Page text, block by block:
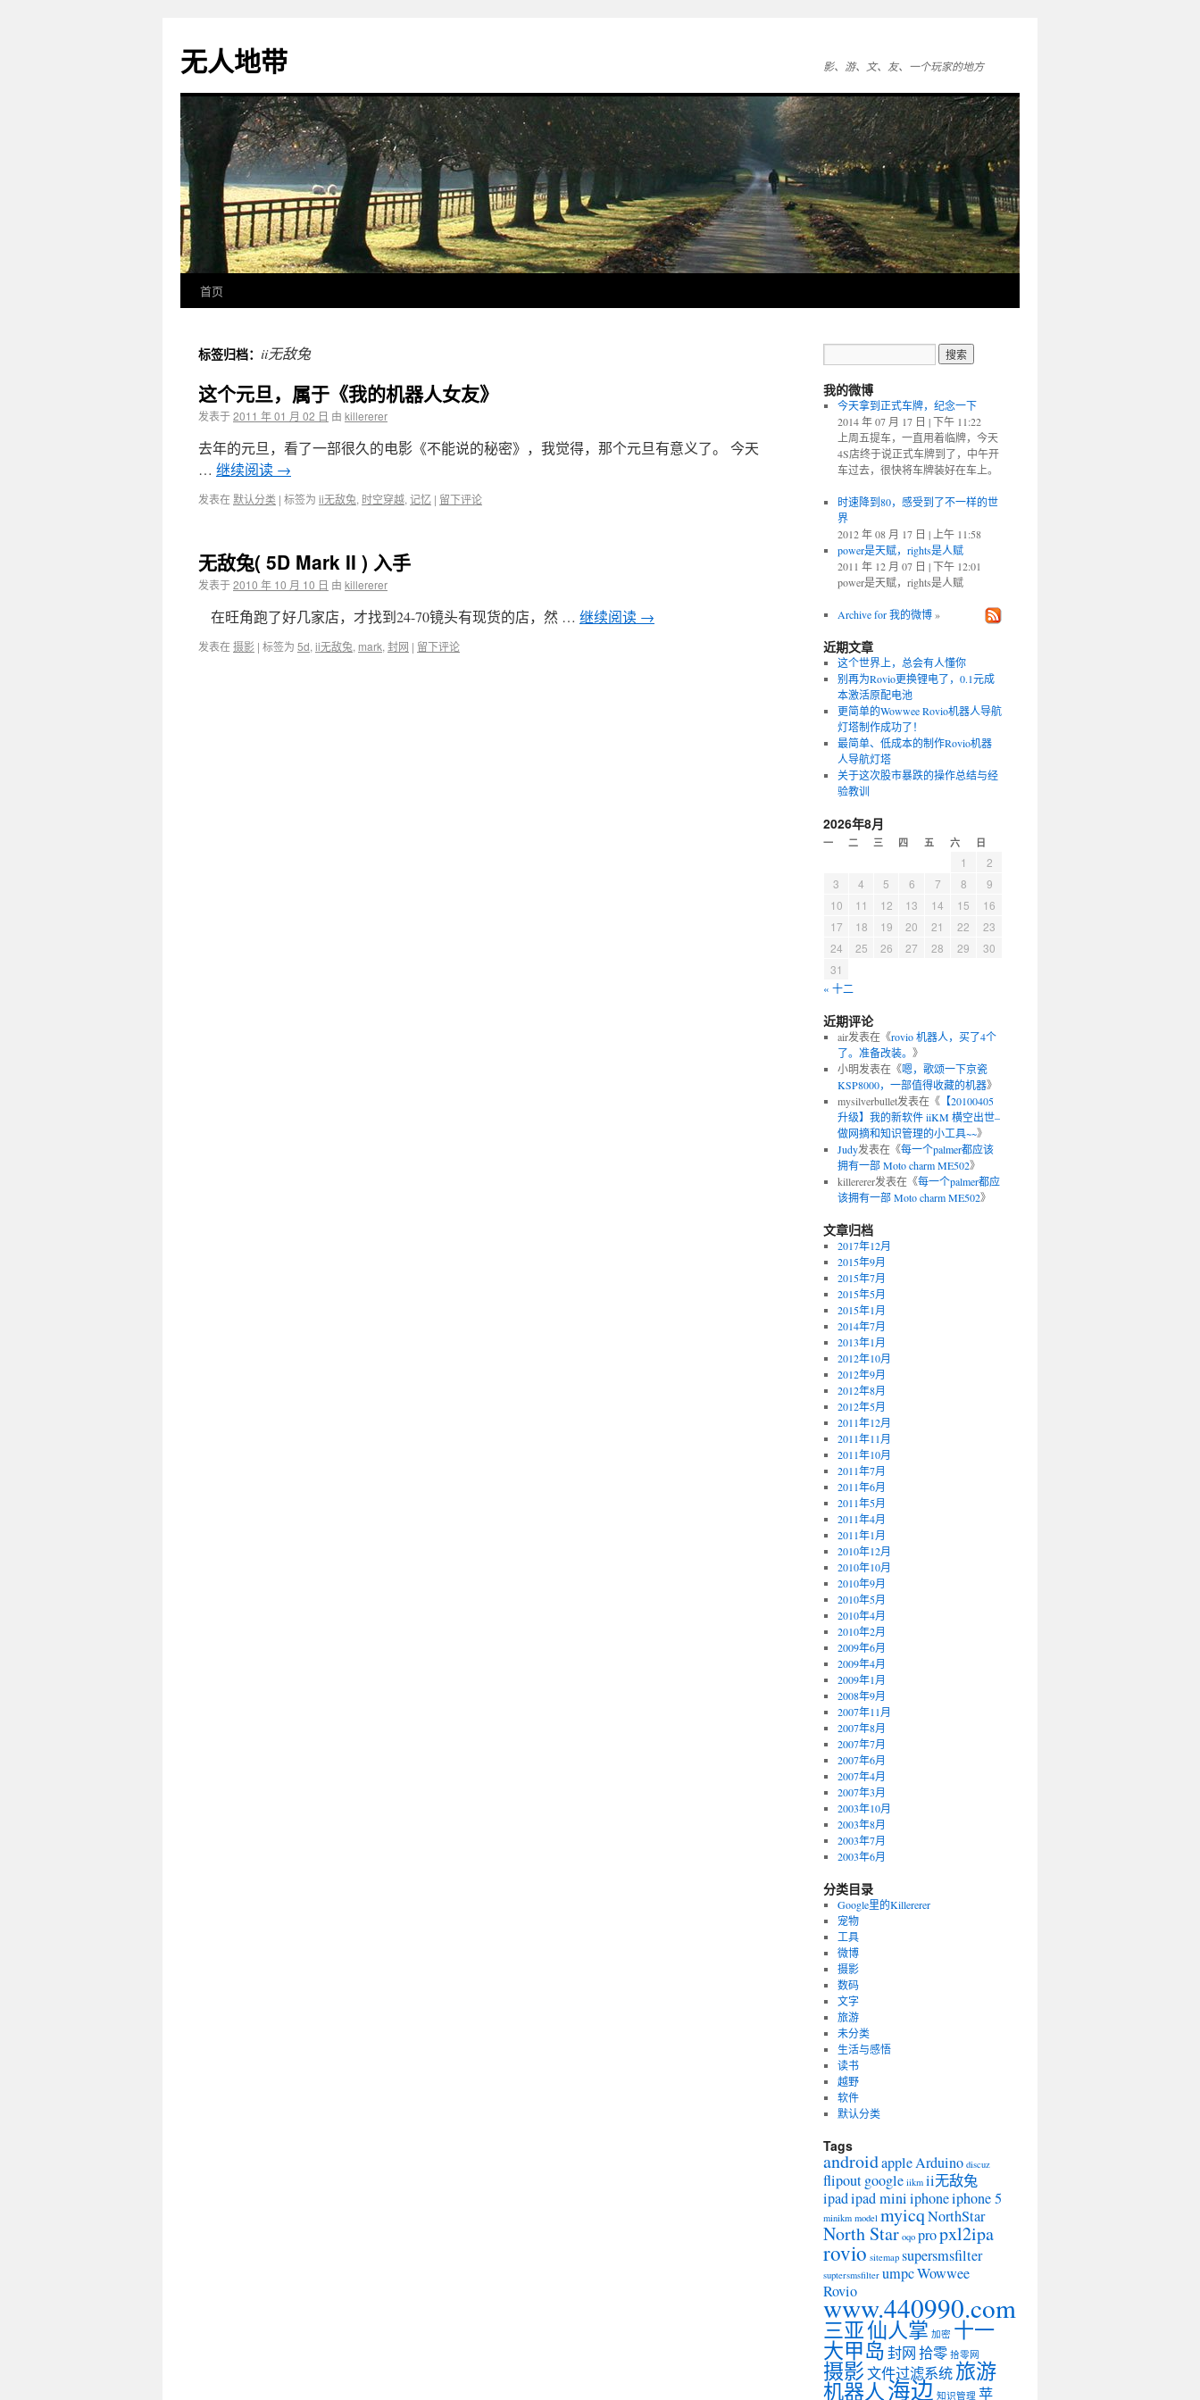
无人地带 影、游、文、友、一个玩家的地方
首页
标签归档： ii无敌兔
这个元旦，属于《我的机器人女友》
发表于2011 年 01 月 02 日 由 killererer
去年的元旦，看了一部很久的电影《不能说的秘密》，我觉得，那个元旦有意义了。 今天
… 继续阅读 →
发表在默认分类 | 标签为 ii无敌兔, 时空穿越, 记忆 | 留下评论
无敌兔( 5D Mark II ) 入手
发表于2010 年 10 月 10 日 由 killererer
在旺角跑了好几家店，才找到24-70镜头有现货的店，然 … 继续阅读 →
发表在摄影 | 标签为 5d, ii无敌兔, mark, 封网 | 留下评论
我的微博
今天拿到正式车牌，纪念一下
2014 年 07 月 17 日 | 下午 11:22
上周五提车，一直用着临牌，今天
4S店终于说正式车牌到了，中午开
车过去，很快将车牌装好在车上。
时速降到80，感受到了不一样的世
界
2012 年 08 月 17 日 | 上午 11:58
power是天赋，rights是人赋
2011 年 12 月 07 日 | 下午 12:01
power是天赋，rights是人赋
Archive for 我的微博»
近期文章
这个世界上，总会有人懂你
别再为Rovio更换锂电了，0.1元成
本激活原配电池
更简单的Wowwee Rovio机器人导航
灯塔制作成功了！
最简单、低成本的制作Rovio机器
人导航灯塔
关于这次股市暴跌的操作总结与经
验教训
2026年8月
一 二 三 四 五 六 日
« 十二
1
2
3
4 5 6 7 8
9
10
11 12 13 14 15
16
17
18 19 20 21 22
23
24
25 26 27 28 29
30
31
近期评论
air发表在《rovio 机器人，买了4个
了。准备改装。 》
小明发表在《嗯，歌颂一下京瓷
KSP8000，一部值得收藏的机器》
mysilverbullet发表在《【20100405
升级】我的新软件 iiKM 横空出世–
做网摘和知识管理的小工具~~》
Judy发表在《每一个palmer都应该
拥有一部 Moto charm ME502》
killererer发表在《每一个palmer都应
该拥有一部 Moto charm ME502》
文章归档
2017年12月
2015年9月
2015年7月
2015年5月
2015年1月
2014年7月
2013年1月
2012年10月
2012年9月
2012年8月
2012年5月
2011年12月
2011年11月
2011年10月
2011年7月
2011年6月
2011年5月
2011年4月
2011年1月
2010年12月
2010年10月
2010年9月
2010年5月
2010年4月
2010年2月
2009年6月
2009年4月
2009年1月
2008年9月
2007年11月
2007年8月
2007年7月
2007年6月
2007年4月
2007年3月
2003年10月
2003年8月
2003年7月
2003年6月
分类目录
Google里的Killererer
宠物
工具
微博
摄影
数码
文字
旅游
未分类
生活与感悟
读书
越野
软件
默认分类
Tags
androidappleArduino discuz
flipoutgoogle iikm ii无敌兔
ipadipad miniiphoneiphone 5
minikm model myicqNorthStar
North Star oqo propxl2ipa
rovio sitemap supersmsfilter
suptersmsfilter umpcWowwee
Rovio
www.440990.com
三亚仙人掌 加密 十一
大甲岛封网拾零 拾零网
摄影文件过滤系统旅游
机器人 海边 知识管理 苹